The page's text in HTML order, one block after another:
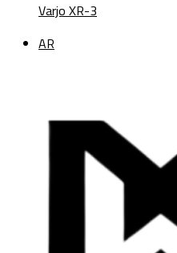
Varjo XR-3
AR